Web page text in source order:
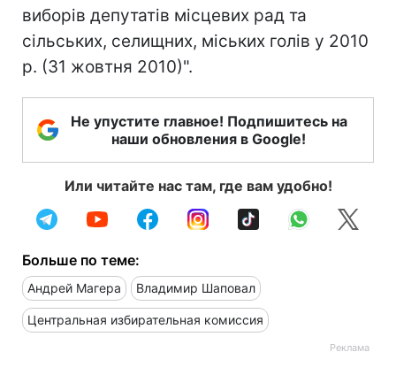
виборів депутатів місцевих рад та
сільських, селищних, міських голів у 2010
р. (31 жовтня 2010)".
Не упустите главное! Подпишитесь на
наши обновления в Google!
Или читайте нас там, где вам удобно!
Больше по теме:
Андрей Магера Владимир Шаповал
Центральная избирательная комиссия